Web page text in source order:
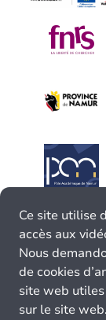
Ce site utilise
accès aux
Nous
de cookies
site web
sur le site